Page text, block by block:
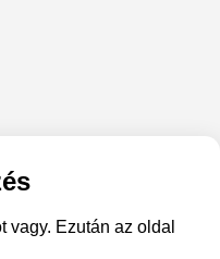
vagy. Ezután az oldal